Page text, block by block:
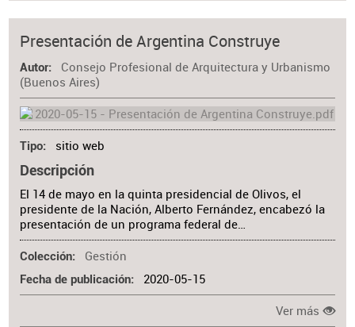
Presentación de Argentina Construye
Autor
Consejo Profesional de Arquitectura y Urbanismo
(Buenos Aires)
Tipo sitio web
Descripción
El 14 de mayo en la quinta presidencial de Olivos, el
presidente de la Nación, Alberto Fernández, encabezó la
presentación de un programa federal de…
Colección Gestión
Fecha de publicación 2020-05-15
Ver más